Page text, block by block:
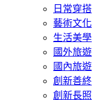
日常穿搭
藝術文化
生活美學
國外旅遊
國內旅遊
創新善終
創新長照